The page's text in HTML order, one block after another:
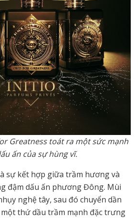
Greatness toát ra một sức mạnh
ấn của sự hùng vĩ.
sự kết hợp giữa trầm hương và
đậm dấu ấn phương Đông. Mùi
nghệ tây, sau đó chuyển dần
thứ dầu trầm mạnh đặc trưng